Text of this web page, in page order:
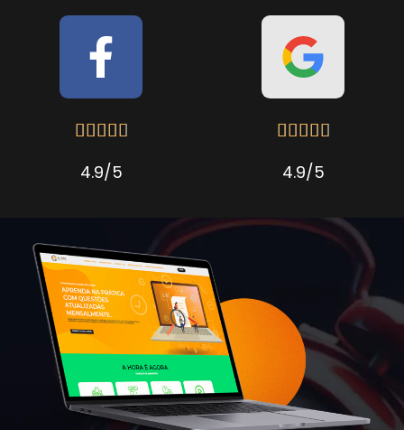
    
4.9/5
    
4.9/5